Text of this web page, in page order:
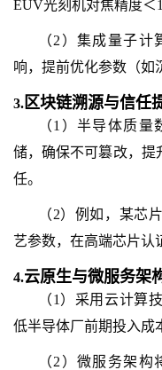
EUV光刻机对焦精度＜
（2）集成量子
响，提前优化参数（如
3.区块链溯源与信任
（1）半导体质
储，确保不可篡改，提
任。
（2）例如，某芯
艺参数，在高端芯片认
4.云原生与微服务架
（1）采用云计算
低半导体厂前期投入成
（2）微服务架